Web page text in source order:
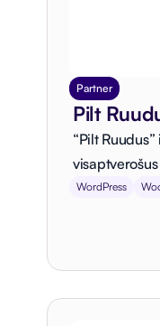
Partner
Pilt
“Pilt
WordPress